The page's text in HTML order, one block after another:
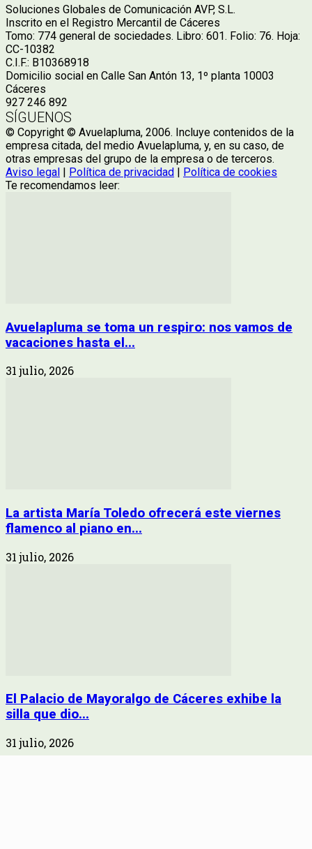
Soluciones Globales de Comunicación AVP, S.L.
Inscrito en el Registro Mercantil de Cáceres
Tomo: 774 general de sociedades. Libro: 601. Folio: 76. Hoja:
CC-10382
C.I.F.: B10368918
Domicilio social en Calle San Antón 13, 1º planta 10003
Cáceres
927 246 892
SÍGUENOS
© Copyright © Avuelapluma, 2006. Incluye contenidos de la
empresa citada, del medio Avuelapluma, y, en su caso, de
otras empresas del grupo de la empresa o de terceros.
Aviso legal | Política de privacidad | Política de cookies
Te recomendamos leer:
Avuelapluma se toma un respiro: nos vamos de
vacaciones hasta el...
31 julio, 2026
La artista María Toledo ofrecerá este viernes
flamenco al piano en...
31 julio, 2026
El Palacio de Mayoralgo de Cáceres exhibe la
silla que dio...
31 julio, 2026